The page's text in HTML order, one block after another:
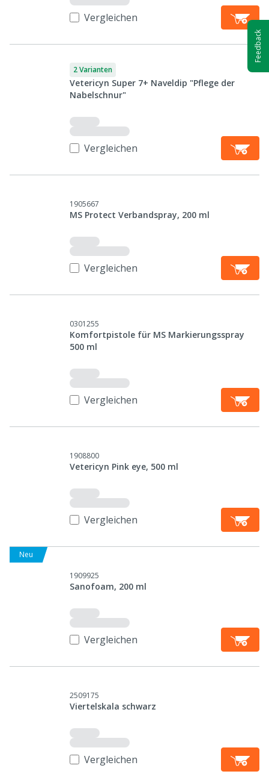
Vergleichen
2 Varianten
Vetericyn Super 7+ Naveldip "Pflege der
Nabelschnur"
Vergleichen
1905667
MS Protect Verbandspray, 200 ml
Vergleichen
0301255
Komfortpistole für MS Markierungsspray
500 ml
Vergleichen
1908800
Vetericyn Pink eye, 500 ml
Vergleichen
Neu
1909925
Sanofoam, 200 ml
Vergleichen
2509175
Viertelskala schwarz
Vergleichen
Feedback